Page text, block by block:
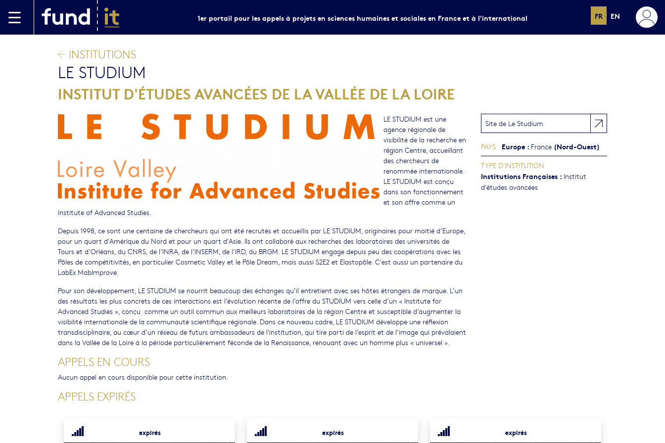
1er portail pour les appels à projets en sciences humaines et sociales en France et à l'international FR EN
INSTITUTIONS
LE STUDIUM
INSTITUT D'ÉTUDES AVANCÉES DE LA VALLÉE DE LA LOIRE
LE STUDIUM est une
agence régionale de
visibilité de la recherche en
région Centre, accueillant
des chercheurs de
renommée internationale.
LE STUDIUM est conçu
dans son fonctionnement
et son offre comme un
Institute of Advanced Studies.
Depuis 1998, ce sont une centaine de chercheurs qui ont été recrutés et accueillis par LE STUDIUM, originaires pour moitié d’Europe,
pour un quart d'Amérique du Nord et pour un quart d'Asie. Ils ont collaboré aux recherches des laboratoires des universités de
Tours et d’Orléans, du CNRS, de l’INRA, de l’INSERM, de l’IRD, du BRGM. LE STUDIUM engage depuis peu des coopérations avec les
Pôles de compétitivités, en particulier Cosmetic Valley et le Pôle Dream, mais aussi S2E2 et Elastopôle. C'est aussi un partenaire du
LabEx MabImprove.
Pour son développement, LE STUDIUM se nourrit beaucoup des échanges qu’il entretient avec ses hôtes étrangers de marque. L’un
des résultats les plus concrets de ces interactions est l’évolution récente de l’offre du STUDIUM vers celle d’un « Institute for
Advanced Studies », conçu comme un outil commun aux meilleurs laboratoires de la région Centre et susceptible d’augmenter la
visibilité internationale de la communauté scientifique régionale. Dans ce nouveau cadre, LE STUDIUM développe une réflexion
transdisciplinaire, au cœur d’un réseau de futurs ambassadeurs de l'institution, qui tire parti de l’esprit et de l’image qui prévalaient
dans la Vallée de la Loire à la période particulièrement féconde de la Renaissance, renouant avec un homme plus « universel ».
Site de Le Studium
PAYS Europe : France (Nord-Ouest)
TYPE D'INSTITUTION
Institutions Françaises : Institut
d’études avancées
APPELS EN COURS
Aucun appel en cours disponible pour cette institution.
APPELS EXPIRÉS
expirés expirés expirés